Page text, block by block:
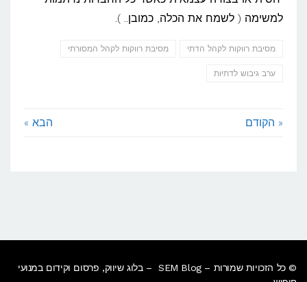
למשימה ( לשמח את הכלה, כמובן.. ).
מסיבת רווקות לקהל הדתי מסיבת רווקות לקהל המסורתי
ערב גיבוש לדתיות
« הקודם הבא »
© כל הזכויות שמורות – SEM Blog – בלוג שיווק, פרסום וקידום במנועי